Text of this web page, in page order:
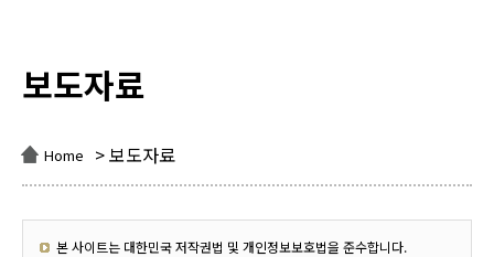
보도자료
Home > 보도자료
본 사이트는 대한민국 저작권법 및 개인정보보호법을 준수합니다.